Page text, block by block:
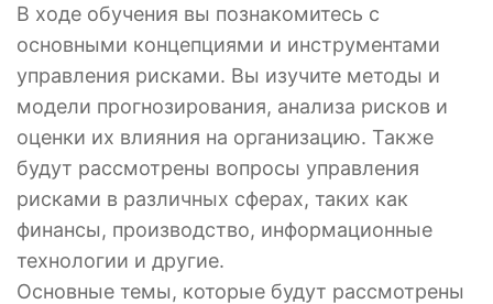
В ходе обучения вы познакомитесь с
основными концепциями и инструментами
управления рисками. Вы изучите методы и
модели прогнозирования, анализа рисков и
оценки их влияния на организацию. Также
будут рассмотрены вопросы управления
рисками в различных сферах, таких как
финансы, производство, информационные
технологии и другие.
Основные темы, которые будут рассмотрены